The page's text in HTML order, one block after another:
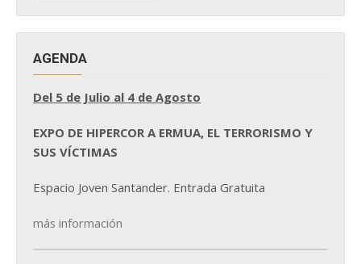
AGENDA
Del 5 de Julio al 4 de Agosto
EXPO DE HIPERCOR A ERMUA, EL TERRORISMO Y
SUS VÍCTIMAS
Espacio Joven Santander. Entrada Gratuita
más información